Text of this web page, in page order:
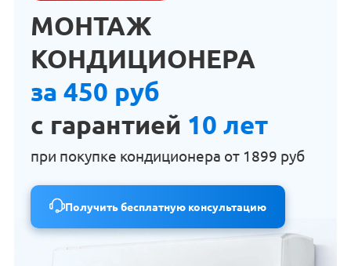
МОНТАЖ
КОНДИЦИОНЕРА
за 450 руб
с гарантией 10 лет
при покупке кондиционера от 1899 руб
Получить бесплатную консультацию